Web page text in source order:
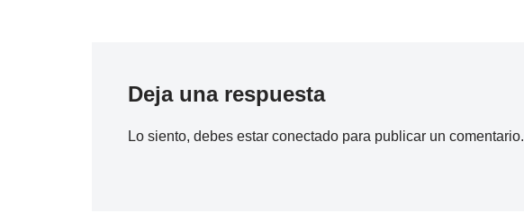
Deja una respuesta
Lo siento, debes estar conectado para publicar un comentario.